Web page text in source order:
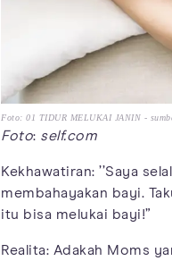
Foto: 01 TIDUR MELUKAI JANIN -
Foto: self.com
Kekhawatiran: ’’Saya
membahayakan bayi.
itu bisa melukai bayi!”
Realita: Adakah Moms